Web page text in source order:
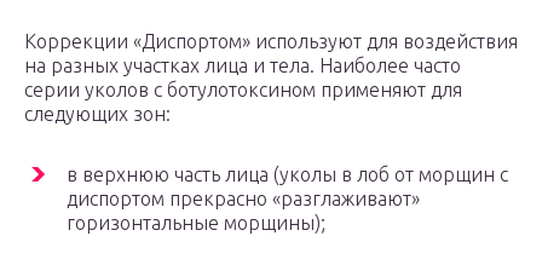
Коррекции «Диспортом» используют для воздействия
на разных участках лица и тела. Наиболее часто
серии уколов с ботулотоксином применяют для
следующих зон:
в верхнюю часть лица (уколы в лоб от морщин с
диспортом прекрасно «разглаживают»
горизонтальные морщины);